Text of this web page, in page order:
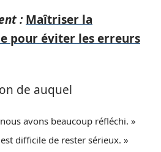
: Maîtriser la
pour éviter les erreurs
de auquel
avons beaucoup réfléchi. »
difficile de rester sérieux. »